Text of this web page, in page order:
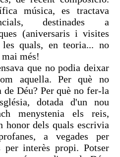
música, es tractava
destinades a
(aniversaris i visites
quals, en teoria... no
més!
que no podia deixar
aquella. Per què no
Déu? Per què no fer-la
dotada d'un nou
menystenia els reis,
honor dels quals escrivia
a vegades per
interès propi. Potser